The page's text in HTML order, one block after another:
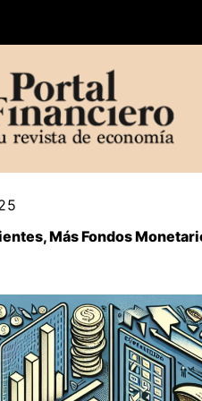
Más Fondos